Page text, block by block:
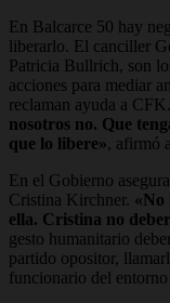
En Balcarce 50 hay
liberarlo. El canciller
Patricia Bullrich, son
acciones para mediar
reclaman ayuda a CFK.
nosotros no. Que
que lo libere», afirmó a
En el Gobierno
Cristina Kirchner. «No
ella. Cristina no
gesto humanitario
partido opositor,
funcionario del